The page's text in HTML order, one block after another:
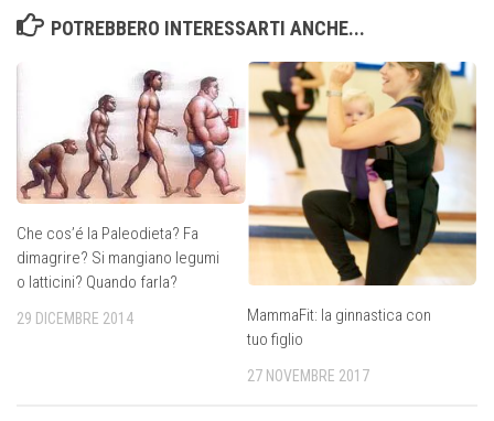
POTREBBERO INTERESSARTI ANCHE...
Che cos’é la Paleodieta? Fa
dimagrire? Si mangiano legumi
o latticini? Quando farla?
29 DICEMBRE 2014
MammaFit: la ginnastica con
tuo figlio
27 NOVEMBRE 2017